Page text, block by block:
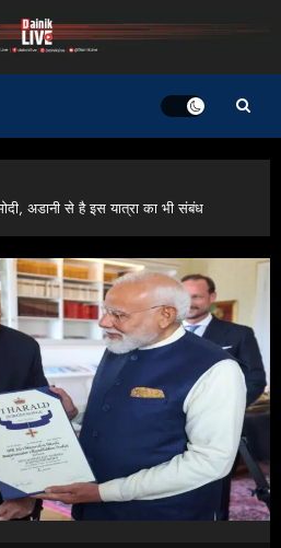
अडानी से है इस यात्रा का भी संबंध